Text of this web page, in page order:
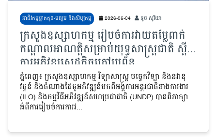
អាជីវកម្មខ្នាតតូច-មធ្យម និងសិប្បកម្ម 2026-06-04 ទូច សូរិយា
ក្រសួងឧស្សាហកម្ម រៀបចំការវាយតម្លៃពាក់
កណ្តាលអាណត្តិសម្រាប់យុទ្ធសាស្ត្រជាតិ ស្តីពី
ការអភិវឌ្ឍសេដ្ឋកិច្ចក្រៅប្រព័ន្ធ
ភ្នំពេញ៖ ក្រសួងឧស្សាហកម្ម វិទ្យាសាស្ត្រ បច្ចេកវិទ្យា និងនវានុ
វត្តន៍ និងតំណាងដៃគូអភិវឌ្ឍន៍មកពីអង្គការអន្តរជាតិខាងការងារ
(ILO) និងកម្មវិធីអភិវឌ្ឍន៍សហប្រជាជាតិ (UNDP) បានពិភាក្សា
អំពីការរៀបចំការការវ...